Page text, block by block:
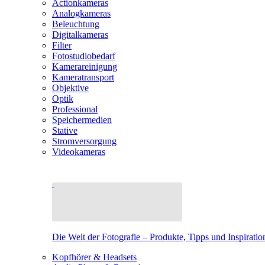
Actionkameras
Analogkameras
Beleuchtung
Digitalkameras
Filter
Fotostudiobedarf
Kamerareinigung
Kameratransport
Objektive
Optik
Professional
Speichermedien
Stative
Stromversorgung
Videokameras
Die Welt der Fotografie – Produkte, Tipps und
Kopfhörer & Headsets